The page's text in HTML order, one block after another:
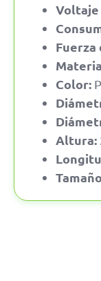
Voltaje
Color:
Altura: